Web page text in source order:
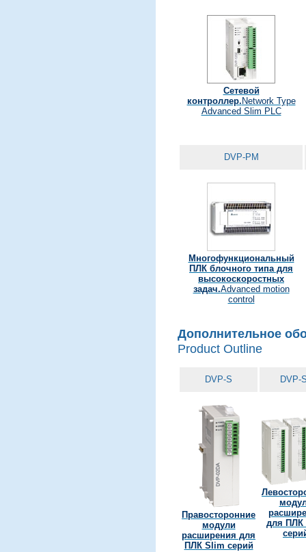
Сетевой
контроллер. Network Type
Advanced Slim PLC
DVP-PM
Многофункциональный
ПЛК блочного типа для
высокоскоростных
задач.Advanced motion
control
Дополнительное
Product Outline
DVP-S DVP-
Правосторонние
модули
расширения для
ПЛК Slim серий
для ПЛК